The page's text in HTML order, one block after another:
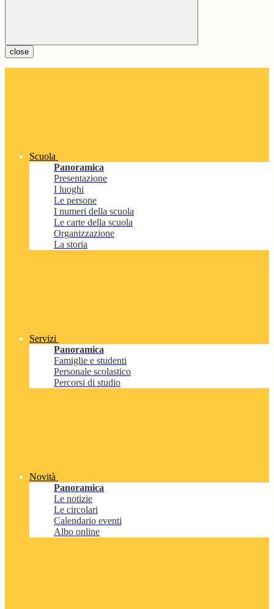
close
Scuola
Panoramica
Presentazione
I luoghi
Le persone
I numeri della scuola
Le carte della scuola
Organizzazione
La storia
Servizi
Panoramica
Famiglie e studenti
Personale scolastico
Percorsi di studio
Novità
Panoramica
Le notizie
Le circolari
Calendario eventi
Albo online